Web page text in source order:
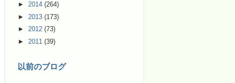
► 2014 (264)
► 2013 (173)
► 2012 (73)
► 2011 (39)
以前のブログ